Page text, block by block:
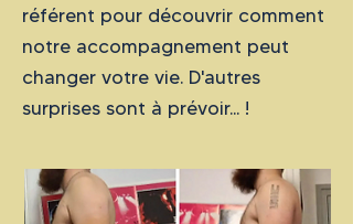
référent pour découvrir comment
notre accompagnement peut
changer votre vie. D'autres
surprises sont à prévoir... !